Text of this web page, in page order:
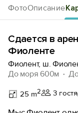
ФотоОписание
Сдается в
Фиоленте
Фиолент, ш.
До моря 600м
25 m2 3 гостя